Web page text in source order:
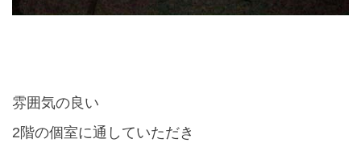
雰囲気の良い
2階の個室に通していただき